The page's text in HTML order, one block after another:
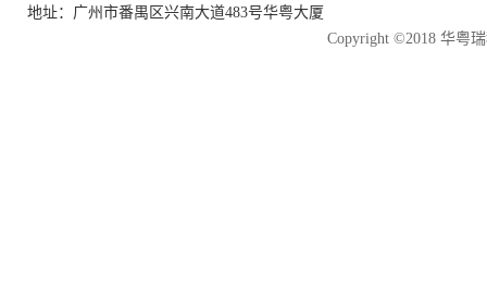
地址：广州市番禺区兴南大道483号华粤大厦
Copyright ©2018 华粤